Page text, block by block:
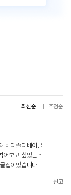
최신순 추천순
버터솔티베이글
어보고 싶었는데
집이었습니다
신고